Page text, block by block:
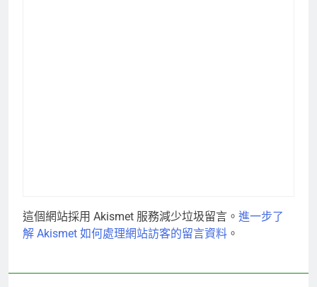
這個網站採用 Akismet 服務減少垃圾留言。 進一步了
解 Akismet 如何處理網站訪客的留言資料 。